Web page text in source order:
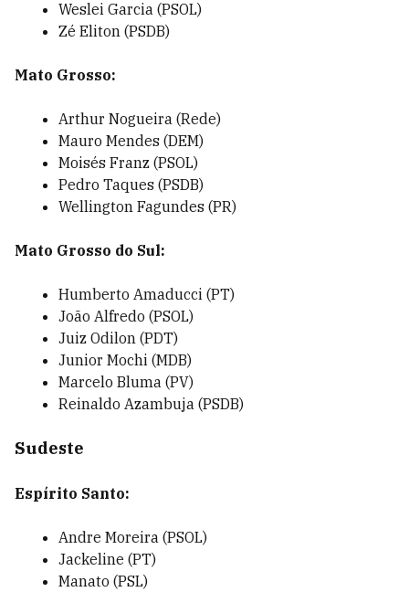
Weslei Garcia (PSOL)
Zé Eliton (PSDB)
Mato Grosso:
Arthur Nogueira (Rede)
Mauro Mendes (DEM)
Moisés Franz (PSOL)
Pedro Taques (PSDB)
Wellington Fagundes (PR)
Mato Grosso do Sul:
Humberto Amaducci (PT)
João Alfredo (PSOL)
Juiz Odilon (PDT)
Junior Mochi (MDB)
Marcelo Bluma (PV)
Reinaldo Azambuja (PSDB)
Sudeste
Espírito Santo:
Andre Moreira (PSOL)
Jackeline (PT)
Manato (PSL)